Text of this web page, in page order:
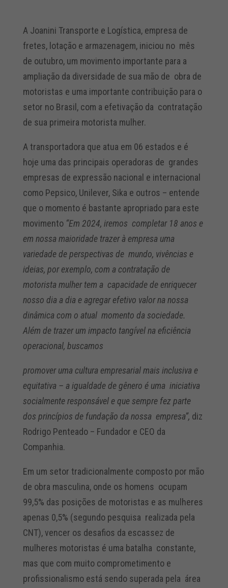
A Joanini Transporte e Logística, empresa de
fretes, lotação e armazenagem, iniciou no mês
de outubro, um movimento importante para a
ampliação da diversidade de sua mão de obra de
motoristas e uma importante contribuição para o
setor no Brasil, com a efetivação da contratação
de sua primeira motorista mulher.
A transportadora que atua em 06 estados e é
hoje uma das principais operadoras de grandes
empresas de expressão nacional e internacional
como Pepsico, Unilever, Sika e outros – entende
que o momento é bastante apropriado para este
movimento “Em 2024, iremos completar 18 anos e
em nossa maioridade trazer à empresa uma
variedade de perspectivas de mundo, vivências e
ideias, por exemplo, com a contratação de
motorista mulher tem a capacidade de enriquecer
nosso dia a dia e agregar efetivo valor na nossa
dinâmica com o atual momento da sociedade.
Além de trazer um impacto tangível na eficiência
operacional, buscamos
promover uma cultura empresarial mais inclusiva e
equitativa – a igualdade de gênero é uma iniciativa
socialmente responsável e que sempre fez parte
dos princípios de fundação da nossa empresa”, diz
Rodrigo Penteado – Fundador e CEO da
Companhia.
Em um setor tradicionalmente composto por mão
de obra masculina, onde os homens ocupam
99,5% das posições de motoristas e as mulheres
apenas 0,5% (segundo pesquisa realizada pela
CNT), vencer os desafios da escassez de
mulheres motoristas é uma batalha constante,
mas que com muito comprometimento e
profissionalismo está sendo superada pela área